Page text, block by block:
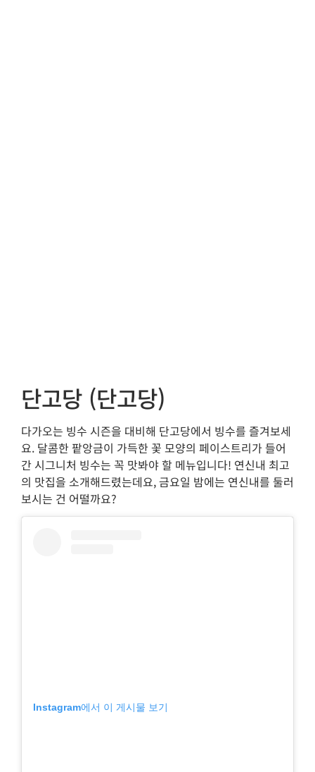
단고당 (단고당)
다가오는 빙수 시즌을 대비해 단고당에서 빙수를 즐겨보세
요. 달콤한 팥앙금이 가득한 꽃 모양의 페이스트리가 들어
간 시그니처 빙수는 꼭 맛봐야 할 메뉴입니다! 연신내 최고
의 맛집을 소개해드렸는데요, 금요일 밤에는 연신내를 둘러
보시는 건 어떨까요?
Instagram에서 이 게시물 보기